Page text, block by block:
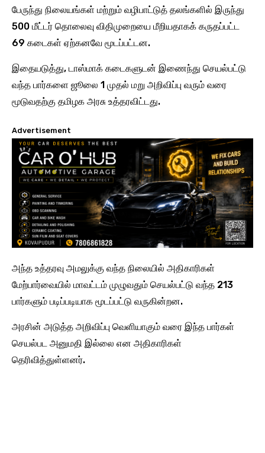
பேருந்து நிலையங்கள் மற்றும் வழிபாட்டுத் தலங்களில் இருந்து
500 மீட்டர் தொலைவு விதிமுறையை மீறியதாகக் கருதப்பட்ட
69 கடைகள் ஏற்கனவே மூடப்பட்டன.
இதையடுத்து, டாஸ்மாக் கடைகளுடன் இணைந்து செயல்பட்டு
வந்த பார்களை ஜூலை 1 முதல் மறு அறிவிப்பு வரும் வரை
மூடுவதற்கு தமிழக அரசு உத்தரவிட்டது.
Advertisement
அந்த உத்தரவு அமலுக்கு வந்த நிலையில் அதிகாரிகள்
மேற்பார்வையில் மாவட்டம் முழுவதும் செயல்பட்டு வந்த 213
பார்களும் படிப்படியாக மூடப்பட்டு வருகின்றன.
அரசின் அடுத்த அறிவிப்பு வெளியாகும் வரை இந்த பார்கள்
செயல்பட அனுமதி இல்லை என அதிகாரிகள்
தெரிவித்துள்ளனர்.